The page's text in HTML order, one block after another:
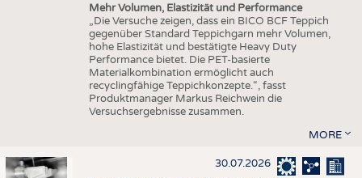
Mehr Volumen, Elastizität und Performance
„Die Versuche zeigen, dass ein BICO BCF Teppich
gegenüber Standard Teppichgarn mehr Volumen,
hohe Elastizität und bestätigte Heavy Duty
Performance bietet. Die PET-basierte
Materialkombination ermöglicht auch
recyclingfähige Teppichkonzepte.“, fasst
Produktmanager Markus Reichwein die
Versuchsergebnisse zusammen.
MORE
30.07.2026